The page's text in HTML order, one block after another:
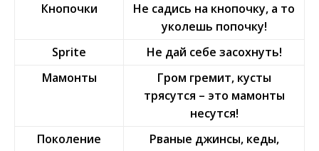
Кнопочки
Не садись на кнопочку, а то
уколешь попочку!
Sprite
Не дай себе засохнуть!
Мамонты
Гром гремит, кусты
трясутся – это мамонты
несутся!
Поколение
Рваные джинсы, кеды,